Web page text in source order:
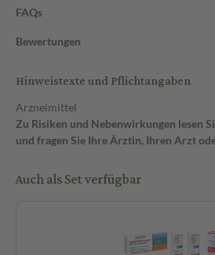
FAQs
Bewertungen
Hinweistexte und Pflichtangaben
Arzneimittel
Zu Risiken und Nebenwirkungen lesen
und fragen Sie Ihre Ärztin, Ihren Arzt
Auch als Set verfügbar